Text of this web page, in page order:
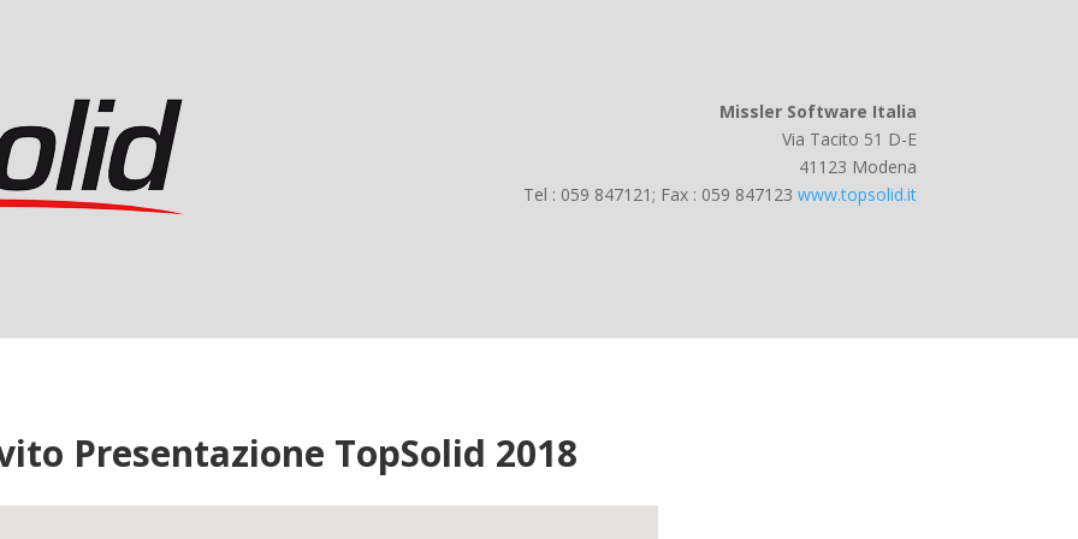
Missler Software Italia
Via Tacito 51 D-E
41123 Modena
Tel : 059 847121; Fax : 059 847123 www.topsolid.it
Presentazione TopSolid 2018